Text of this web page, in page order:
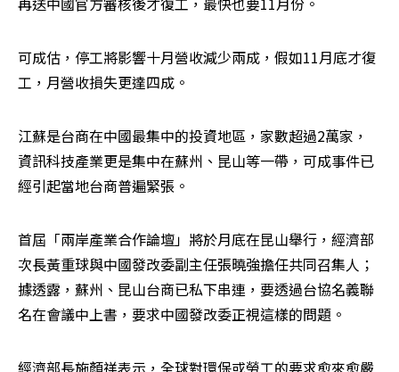
可成估，停工將影響十月營收減少兩成，假如11月底才復
工，月營收損失更達四成。
江蘇是台商在中國最集中的投資地區，家數超過2萬家，
資訊科技產業更是集中在蘇州、昆山等一帶，可成事件已
經引起當地台商普遍緊張。
首屆「兩岸產業合作論壇」將於月底在昆山舉行，經濟部
次長黃重球與中國發改委副主任張曉強擔任共同召集人；
據透露，蘇州、昆山台商已私下串連，要透過台協名義聯
名在會議中上書，要求中國發改委正視這樣的問題。
經濟部長施顏祥表示，全球對環保或勞工的要求愈來愈嚴